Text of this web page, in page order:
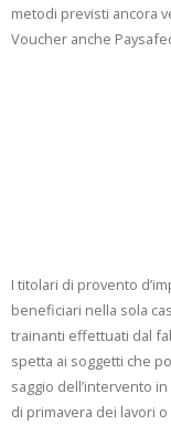
metodi previsti ancora
Voucher anche
I titolari di provento
beneficiari nella sola
trainanti effettuati dal
spetta ai soggetti che
saggio dell’intervento
di primavera dei lavori